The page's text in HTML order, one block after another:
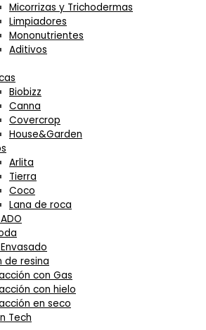
Micorrizas y Trichodermas
Limpiadores
Mononutrientes
Aditivos
Biobizz
Canna
Covercrop
House&Garden
Arlita
Tierra
Coco
Lana de roca
de resina
con Gas
con hielo
en seco
Tech